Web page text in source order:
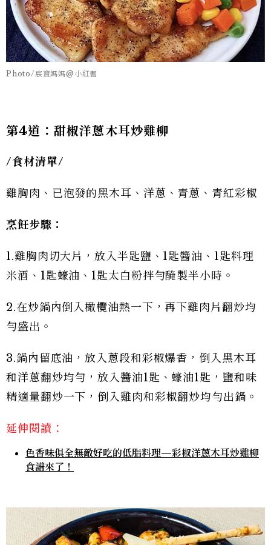
Photo/宸寶媽媽@小紅書
第4道：甜椒洋蔥木耳炒雞柳
/食材清單/
雞胸肉、已泡發的黑木耳、洋蔥、青蔥、青紅彩椒
烹飪步驟：
1.雞胸肉切大片，放入半匙鹽、1匙醬油、1匙料理
米酒、1匙蠔油、1匙太白粉拌勻醃製半小時。
2.在炒鍋內倒入橄欖油熱一下，再下雞肉片翻炒均
勻盛出。
3.鍋內留底油，放入蔥段和彩椒爆香，倒入黑木耳
和洋蔥翻炒均勻，放入醬油1匙、蠔油1匙，鹽和味
精適量翻炒一下，倒入雞肉和彩椒翻炒均勻出鍋。
延伸閱讀：
色香味俱全無敵好吃的低脂料理—彩椒洋蔥木耳炒雞柳
食譜來了！